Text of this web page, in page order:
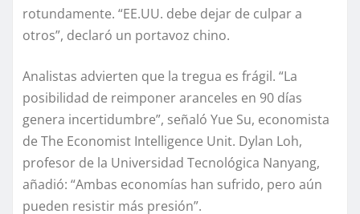
rotundamente. “EE.UU. debe dejar de culpar a
otros”, declaró un portavoz chino.
Analistas advierten que la tregua es frágil. “La
posibilidad de reimponer aranceles en 90 días
genera incertidumbre”, señaló Yue Su, economista
de The Economist Intelligence Unit. Dylan Loh,
profesor de la Universidad Tecnológica Nanyang,
añadió: “Ambas economías han sufrido, pero aún
pueden resistir más presión”.